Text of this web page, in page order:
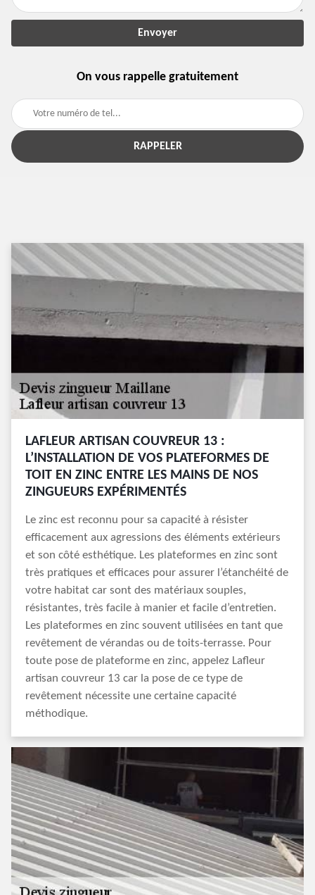
On vous rappelle gratuitement
LAFLEUR ARTISAN COUVREUR 13 :
L’INSTALLATION DE VOS PLATEFORMES DE
TOIT EN ZINC ENTRE LES MAINS DE NOS
ZINGUEURS EXPÉRIMENTÉS
Le zinc est reconnu pour sa capacité à résister
efficacement aux agressions des éléments extérieurs
et son côté esthétique. Les plateformes en zinc sont
très pratiques et efficaces pour assurer l’étanchéité de
votre habitat car sont des matériaux souples,
résistantes, très facile à manier et facile d’entretien.
Les plateformes en zinc souvent utilisées en tant que
revêtement de vérandas ou de toits-terrasse. Pour
toute pose de plateforme en zinc, appelez Lafleur
artisan couvreur 13 car la pose de ce type de
revêtement nécessite une certaine capacité
méthodique.